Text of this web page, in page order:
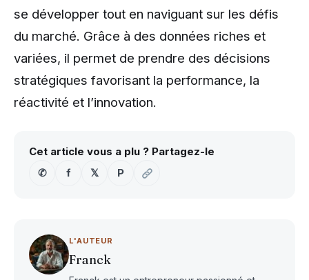
se développer tout en naviguant sur les défis
du marché. Grâce à des données riches et
variées, il permet de prendre des décisions
stratégiques favorisant la performance, la
réactivité et l’innovation.
Cet article vous a plu ? Partagez-le
✆
f 𝕏 P
L'AUTEUR
Franck